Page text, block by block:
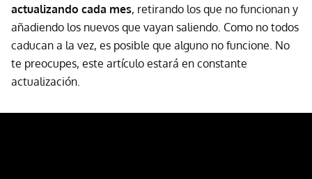
actualizando cada mes, retirando los que no funcionan y
añadiendo los nuevos que vayan saliendo. Como no todos
caducan a la vez, es posible que alguno no funcione. No
te preocupes, este artículo estará en constante
actualización.